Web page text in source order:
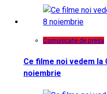
Comunicate de presa
Ce filme noi vedem la
noiembrie